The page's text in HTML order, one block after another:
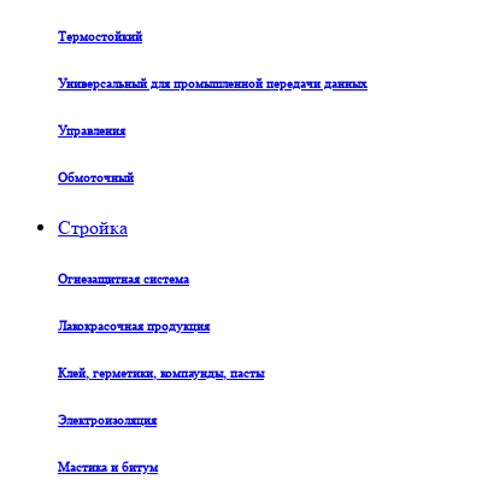
Термостойкий
Универсальный для промышленной передачи данных
Управления
Обмоточный
Стройка
Огнезащитная система
Лакокрасочная продукция
Клей, герметики, компаунды, пасты
Электроизоляция
Мастика и битум